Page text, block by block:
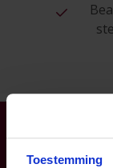
Toestemming